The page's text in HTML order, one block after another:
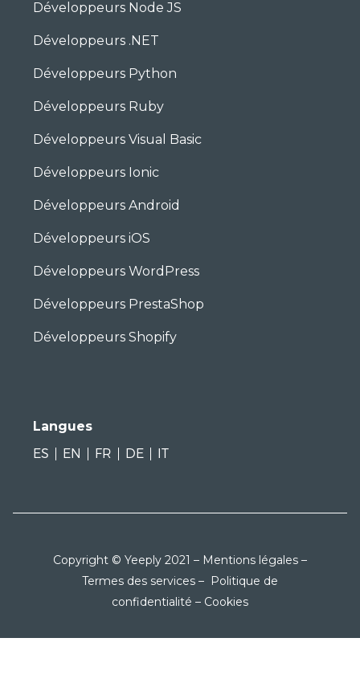
Développeurs Node JS
Développeurs .NET
Développeurs Python
Développeurs Ruby
Développeurs Visual Basic
Développeurs Ionic
Développeurs Android
Développeurs iOS
Développeurs WordPress
Développeurs PrestaShop
Développeurs Shopify
Langues
ES
EN FR DE IT
Copyright © Yeeply 2021 – Mentions légales –
Termes des services – Politique de
confidentialité – Cookies